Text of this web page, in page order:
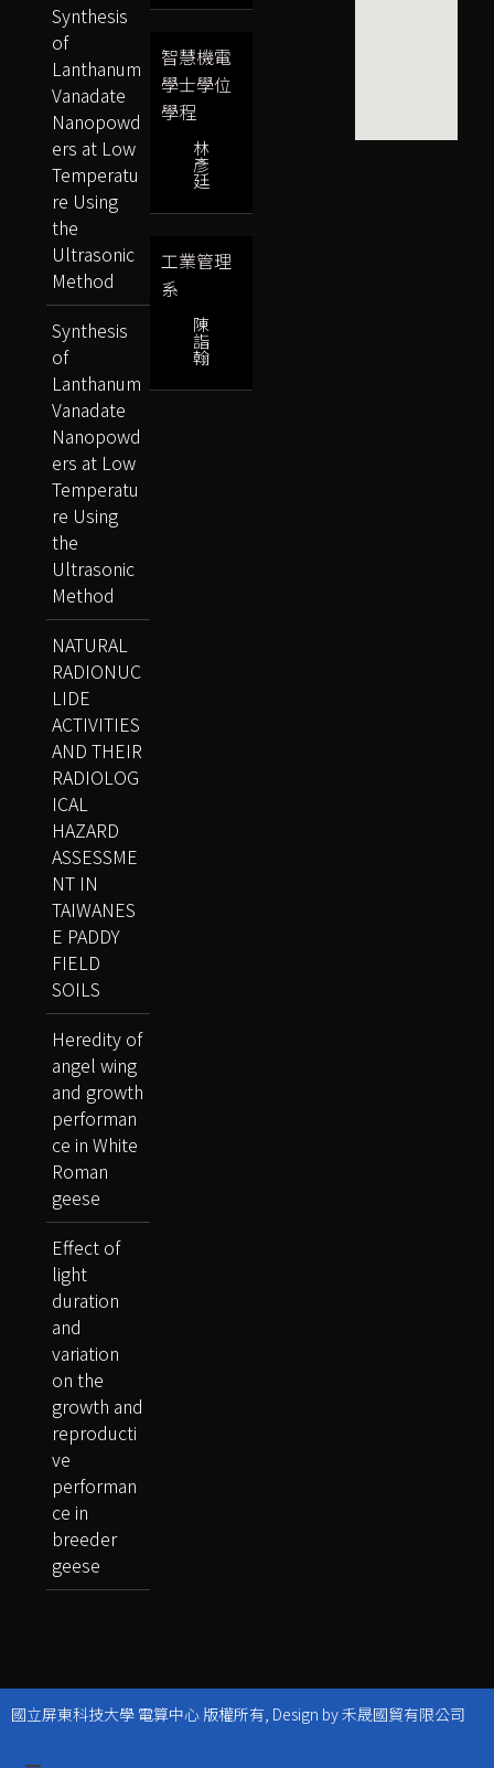
智慧機電
學士學位
學程
林
彥
廷
工業管理
系
陳
詣
翰
Synthesis
of
Lanthanum
Vanadate
Nanopowd
ers at Low
Temperatu
re Using
the
Ultrasonic
Method
Synthesis
of
Lanthanum
Vanadate
Nanopowd
ers at Low
Temperatu
re Using
the
Ultrasonic
Method
NATURAL
RADIONUC
LIDE
ACTIVITIES
AND THEIR
RADIOLOG
ICAL
HAZARD
ASSESSME
NT IN
TAIWANES
E PADDY
FIELD
SOILS
Heredity of
angel wing
and growth
performan
ce in White
Roman
geese
Effect of
light
duration
and
variation
on the
growth and
reproducti
ve
performan
ce in
breeder
geese
國立屏東科技大學 電算中心 版權所有, Design by 禾晟國貿有限公司